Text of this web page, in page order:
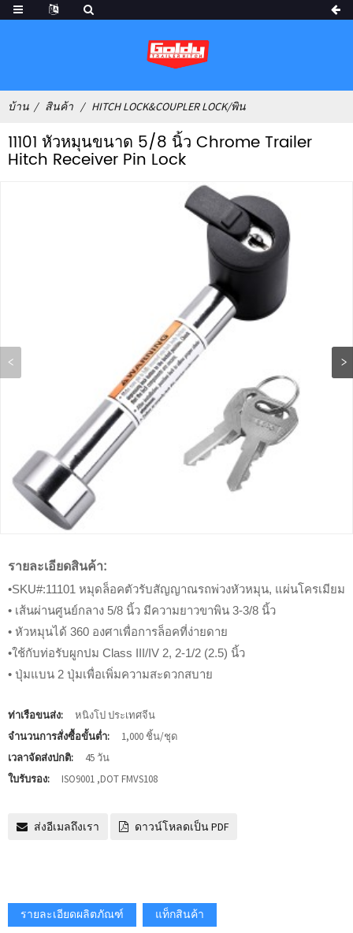
บ้าน สินค้า HITCH LOCK&COUPLER LOCK/พิน
11101 หัวหมุนขนาด 5/8 นิ้ว Chrome Trailer
Hitch Receiver Pin Lock
รายละเอียดสินค้า:
•SKU#:11101 หมุดล็อคตัวรับสัญญาณรถพ่วงหัวหมุน, แผ่นโครเมียม
• เส้นผ่านศูนย์กลาง 5/8 นิ้ว มีความยาวขาพิน 3-3/8 นิ้ว
• หัวหมุนได้ 360 องศาเพื่อการล็อคที่ง่ายดาย
•ใช้กับท่อรับผูกปม Class III/IV 2, 2-1/2 (2.5) นิ้ว
• ปุ่มแบน 2 ปุ่มเพื่อเพิ่มความสะดวกสบาย
ท่าเรือขนส่ง:
หนิงโป ประเทศจีน
จำนวนการสั่งซื้อขั้นต่ำ:
1,000 ชิ้น/ชุด
เวลาจัดส่งปกติ:
45 วัน
ใบรับรอง:
ISO9001 ,DOT FMVS108
ส่งอีเมลถึงเรา ดาวน์โหลดเป็น PDF
รายละเอียดผลิตภัณฑ์ แท็กสินค้า